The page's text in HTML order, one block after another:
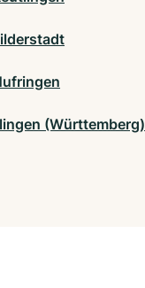
(Württemberg)